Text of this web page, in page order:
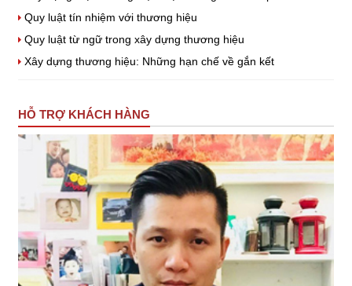
Quy luật tín nhiệm với thương hiệu
Quy luật từ ngữ trong xây dựng thương hiệu
Xây dựng thương hiệu: Những hạn chế về gắn kết
HỖ TRỢ KHÁCH HÀNG